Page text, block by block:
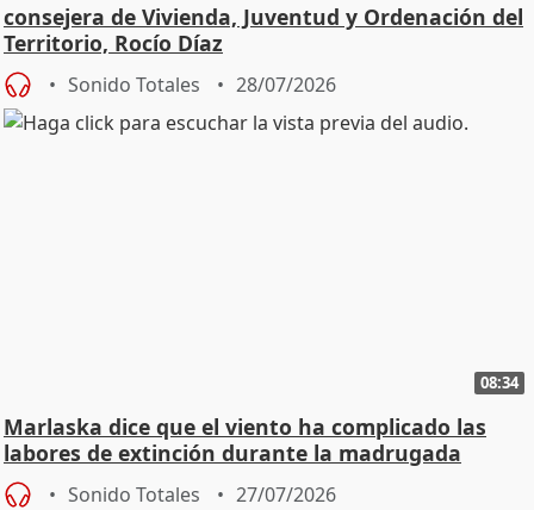
consejera de Vivienda, Juventud y Ordenación del
Territorio, Rocío Díaz
Sonido Totales 28/07/2026
08:34
Marlaska dice que el viento ha complicado las
labores de extinción durante la madrugada
Sonido Totales 27/07/2026